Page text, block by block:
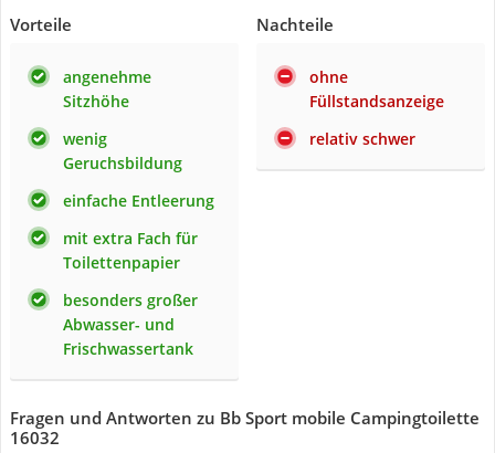
Vorteile
angenehme
Sitzhöhe
wenig
Geruchsbildung
einfache Entleerung
mit extra Fach für
Toilettenpapier
besonders großer
Abwasser- und
Frischwassertank
Nachteile
ohne
Füllstandsanzeige
relativ schwer
Fragen und Antworten zu Bb Sport mobile Campingtoilette
16032